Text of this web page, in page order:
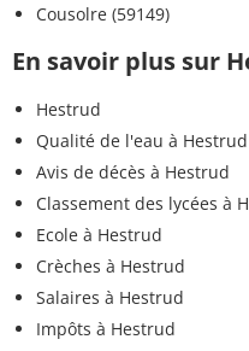
Cousolre (59149)
En savoir plus sur
Hestrud
Qualité de l'eau à Hestrud
Avis de décès à Hestrud
Classement des lycées à
Ecole à Hestrud
Crèches à Hestrud
Salaires à Hestrud
Impôts à Hestrud